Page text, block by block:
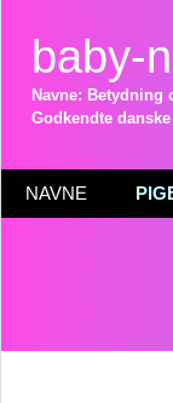
baby-
Navne: Betydning
Godkendte
NAVNE